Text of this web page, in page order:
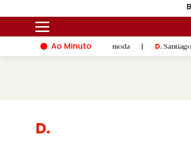
Ao Minuto
do mundo da moda D.Santiago de
Despor